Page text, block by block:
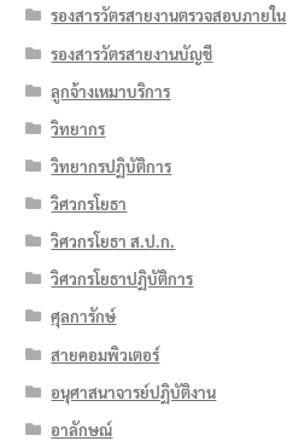
รองสารวัตรสายงานตรวจสอบภายใน
รองสารวัตรสายงานบัญชี
ลูกจ้างเหมาบริการ
วิทยากร
วิทยากรปฏิบัติการ
วิศวกรโยธา
วิศวกรโยธา ส.ป.ก.
วิศวกรโยธาปฏิบัติการ
ศุลการักษ์
สายคอมพิวเตอร์
อนุศาสนาจารย์ปฏิบัติงาน
อาลักษณ์